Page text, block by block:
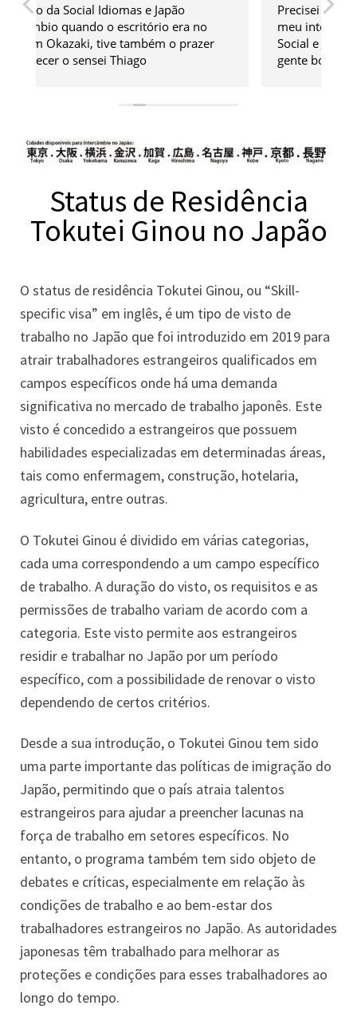
Precisei fazer um curso do N5 para fazer o
meu intercâmbio e encontrei tudo aqui na
Social e Japão Intercâmbio, sensei é muito
gente boa e fala de tudo que viveu no
tipo de dica é essencial!
Status de Residência
Tokutei Ginou no Japão
O status de residência Tokutei Ginou, ou “Skill-
specific visa” em inglês, é um tipo de visto de
trabalho no Japão que foi introduzido em 2019 para
atrair trabalhadores estrangeiros qualificados em
campos específicos onde há uma demanda
significativa no mercado de trabalho japonês. Este
visto é concedido a estrangeiros que possuem
habilidades especializadas em determinadas áreas,
tais como enfermagem, construção, hotelaria,
agricultura, entre outras.
O Tokutei Ginou é dividido em várias categorias,
cada uma correspondendo a um campo específico
de trabalho. A duração do visto, os requisitos e as
permissões de trabalho variam de acordo com a
categoria. Este visto permite aos estrangeiros
residir e trabalhar no Japão por um período
específico, com a possibilidade de renovar o visto
dependendo de certos critérios.
Desde a sua introdução, o Tokutei Ginou tem sido
uma parte importante das políticas de imigração do
Japão, permitindo que o país atraia talentos
estrangeiros para ajudar a preencher lacunas na
força de trabalho em setores específicos. No
entanto, o programa também tem sido objeto de
debates e críticas, especialmente em relação às
condições de trabalho e ao bem-estar dos
trabalhadores estrangeiros no Japão. As autoridades
japonesas têm trabalhado para melhorar as
proteções e condições para esses trabalhadores ao
longo do tempo.